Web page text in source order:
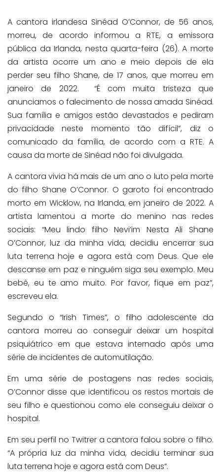
A cantora irlandesa Sinéad O’Connor, de 56 anos,
morreu, de acordo informou a RTE, a emissora
pública da Irlanda, nesta quarta-feira (26). A morte
da artista ocorre um ano e meio depois de ela
perder seu filho Shane, de 17 anos, que morreu em
janeiro de 2022. “É com muita tristeza que
anunciamos o falecimento de nossa amada Sinéad.
Sua família e amigos estão devastados e pediram
privacidade neste momento tão difícil”, diz o
comunicado da família, de acordo com a RTE. A
causa da morte de Sinéad não foi divulgada.
A cantora vivia há mais de um ano o luto pela morte
do filho Shane O’Connor. O garoto foi encontrado
morto em Wicklow, na Irlanda, em janeiro de 2022. A
artista lamentou a morte do menino nas redes
sociais: “Meu lindo filho Nevi’im Nesta Ali Shane
O’Connor, luz da minha vida, decidiu encerrar sua
luta terrena hoje e agora está com Deus. Que ele
descanse em paz e ninguém siga seu exemplo. Meu
bebê, eu te amo muito. Por favor, fique em paz”,
escreveu ela.
Segundo o “Irish Times”, o filho adolescente da
cantora morreu ao conseguir deixar um hospital
psiquiátrico em que estava internado após uma
série de incidentes de automutilação.
Em uma série de postagens nas redes sociais,
O’Connor disse que identificou os restos mortais de
seu filho e questionou como ele conseguiu deixar o
hospital.
Em seu perfil no Twitrer a cantora falou sobre o filho.
“A própria luz da minha vida, decidiu terminar sua
luta terrena hoje e agora está com Deus”.